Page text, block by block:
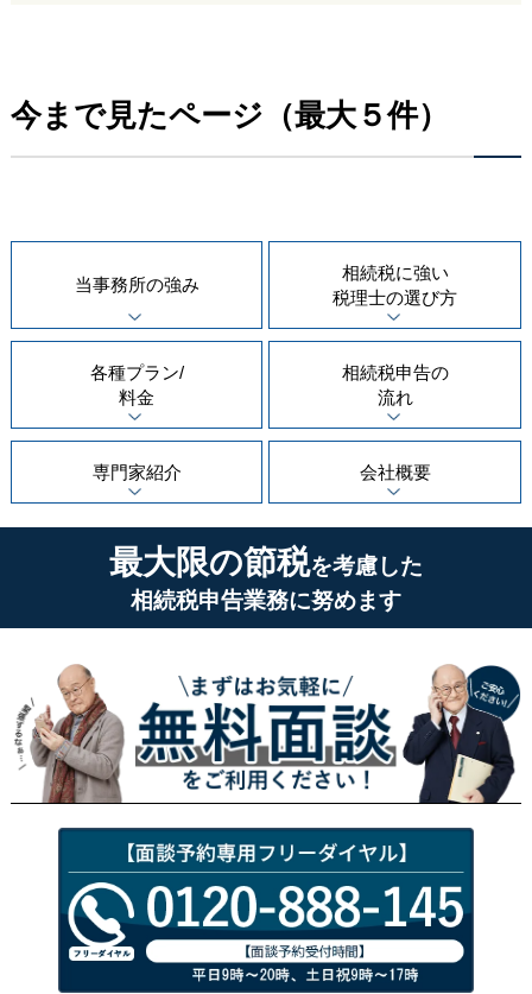
今まで見たページ（最大５件）
当事務所の強み
相続税に強い
税理士の選び方
各種プラン/
料金
相続税申告の
流れ
専門家紹介 会社概要
最大限の節税を考慮した
相続税申告業務に努めます